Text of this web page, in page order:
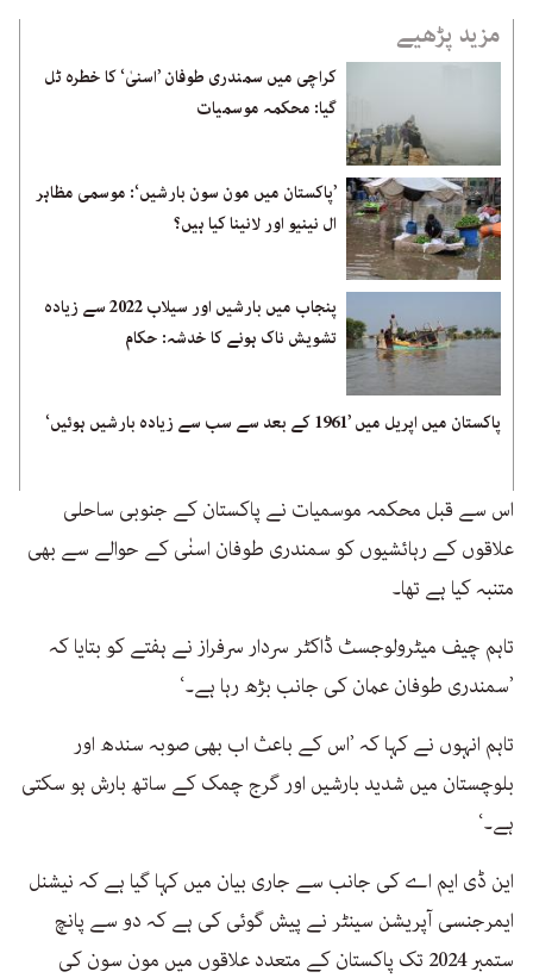
مزید پڑھیے
کراچی میں سمندری طوفان ’اسنیٰ‘ کا خطرہ ٹل
گیا: محکمہ موسمیات
’پاکستان میں مون سون بارشیں‘: موسمی مظاہر
ال نینیو اور لانینا کیا ہیں؟
پنجاب میں بارشیں اور سیلاب 2022 سے زیادہ
تشویش ناک ہونے کا خدشہ: حکام
پاکستان میں اپریل میں ’1961 کے بعد سے سب سے زیادہ بارشیں ہوئیں‘
اس سے قبل محکمہ موسمیات نے پاکستان کے جنوبی ساحلی
علاقوں کے رہائشیوں کو سمندری طوفان اسنٰی کے حوالے سے بھی
متنبہ کیا ہے تھا۔
تاہم چیف میٹرولوجسٹ ڈاکٹر سردار سرفراز نے ہفتے کو بتایا کہ
’سمندری طوفان عمان کی جانب بڑھ رہا ہے۔‘
تاہم انہوں نے کہا کہ ’اس کے باعث اب بھی صوبہ سندھ اور
بلوچستان میں شدید بارشیں اور گرج چمک کے ساتھ بارش ہو سکتی
ہے۔‘
این ڈی ایم اے کی جانب سے جاری بیان میں کہا گیا ہے کہ نیشنل
ایمرجنسی آپریشن سینٹر نے پیش گوئی کی ہے کہ دو سے پانچ
ستمبر 2024 تک پاکستان کے متعدد علاقوں میں مون سون کی